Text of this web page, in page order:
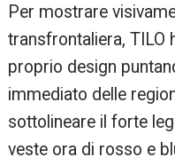
Per mostrare
transfrontaliera, TILO
proprio design
immediato delle
sottolineare il forte
veste ora di rosso e